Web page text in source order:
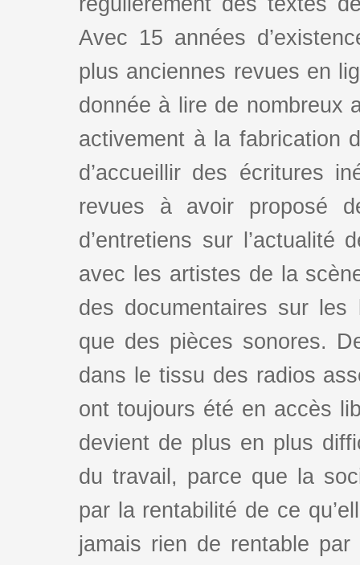
Avec 15 années
plus anciennes revues en
donnée à lire de nombreux
activement à la fabrication
d’accueillir des écritures
revues à avoir proposé
d’entretiens sur l’actualité
avec les artistes de la
des documentaires sur
que des pièces sonores.
dans le tissu des radios
ont toujours été en accès
devient de plus en plus
du travail, parce que la
par la rentabilité de ce
jamais rien de rentable